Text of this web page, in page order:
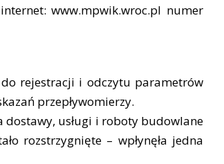
www.mpwik.wroc.pl numer
rejestracji i odczytu parametrów
przepływomierzy.
dostawy, usługi i roboty budowlane
rozstrzygnięte – wpłynęła jedna